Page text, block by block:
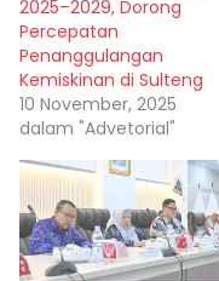
2025–2029, Dorong
Percepatan
Penanggulangan
Kemiskinan di Sulteng
10 November, 2025
dalam "Advetorial"